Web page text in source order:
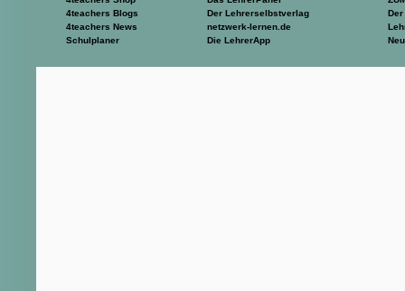
4teachers Blogs
4teachers News
Schulplaner
Der Lehrerselbstverlag
netzwerk-lernen.de
Die LehrerApp